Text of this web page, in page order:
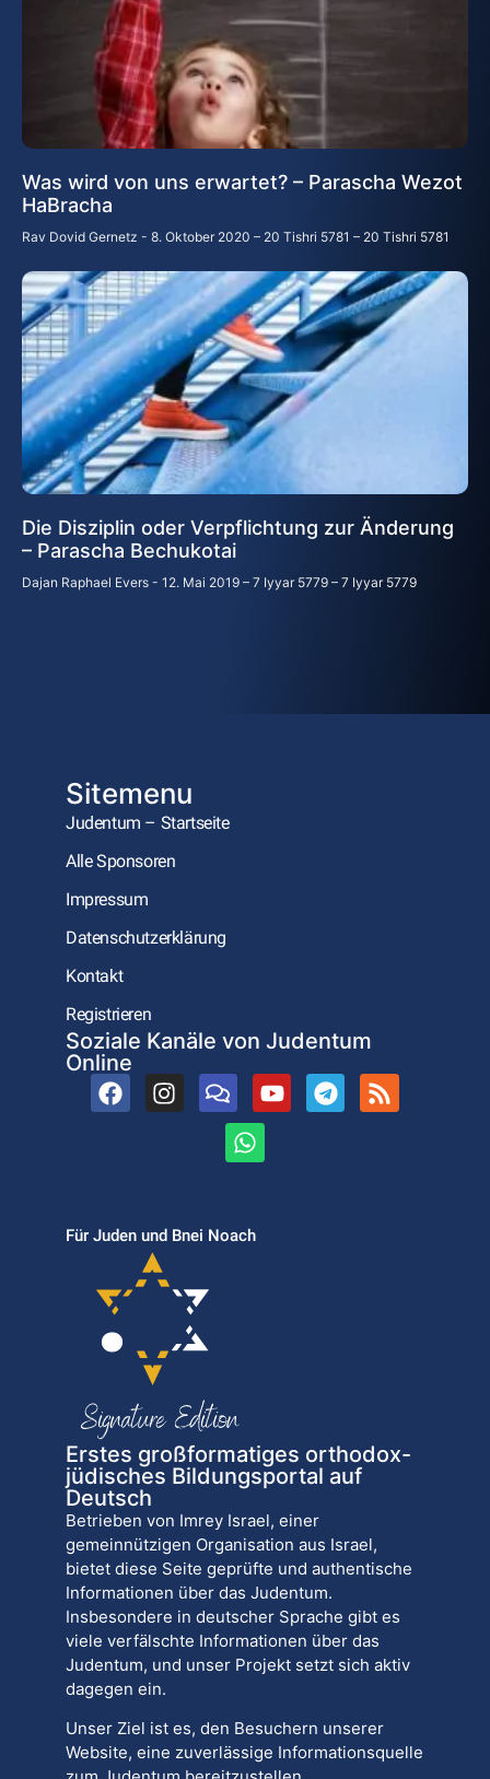
Was wird von uns erwartet? – Parascha Wezot
HaBracha
Rav Dovid Gernetz 8. Oktober 2020 – 20 Tishri 5781 – 20 Tishri 5781
Die Disziplin oder Verpflichtung zur Änderung
– Parascha Bechukotai
Dajan Raphael Evers 12. Mai 2019 – 7 Iyyar 5779 – 7 Iyyar 5779
Sitemenu
Judentum – Startseite
Alle Sponsoren
Impressum
Datenschutzerklärung
Kontakt
Registrieren
Soziale Kanäle von Judentum
Online
Für Juden und Bnei Noach
Erstes großformatiges orthodox-
jüdisches Bildungsportal auf
Deutsch
Betrieben von Imrey Israel, einer
gemeinnützigen Organisation aus Israel,
bietet diese Seite geprüfte und authentische
Informationen über das Judentum.
Insbesondere in deutscher Sprache gibt es
viele verfälschte Informationen über das
Judentum, und unser Projekt setzt sich aktiv
dagegen ein.
Unser Ziel ist es, den Besuchern unserer
Website, eine zuverlässige Informationsquelle